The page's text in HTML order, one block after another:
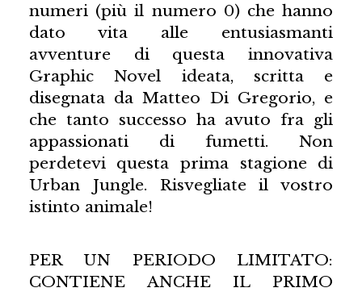
numeri (più il numero 0) che hanno
dato vita alle entusiasmanti
avventure di questa innovativa
Graphic Novel ideata, scritta e
disegnata da Matteo Di Gregorio, e
che tanto successo ha avuto fra gli
appassionati di fumetti. Non
perdetevi questa prima stagione di
Urban Jungle. Risvegliate il vostro
istinto animale!
PER UN PERIODO LIMITATO:
CONTIENE ANCHE IL PRIMO